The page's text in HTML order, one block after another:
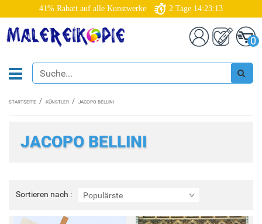
41% Rabatt auf alle Kunstwerke 2 Tage 14:23:12
0
STARTSEITE KÜNSTLER JACOPO BELLINI
JACOPO BELLINI
Sortieren nach : Populärste
Sortieren
nach